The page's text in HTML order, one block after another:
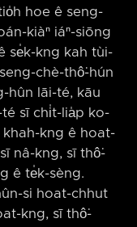
hoe ê seng-
kiàⁿ iáⁿ-siōng
se̍k-kng kah tùi-
chè-thô͘-hún
hûn lāi-té, kāu
sī chi̍t-lia̍p ko-
khah-kng ê hoat-
nâ-kng, sī thô͘-
ê te̍k-sèng.
si hoat-chhut
kng, sī thô͘-